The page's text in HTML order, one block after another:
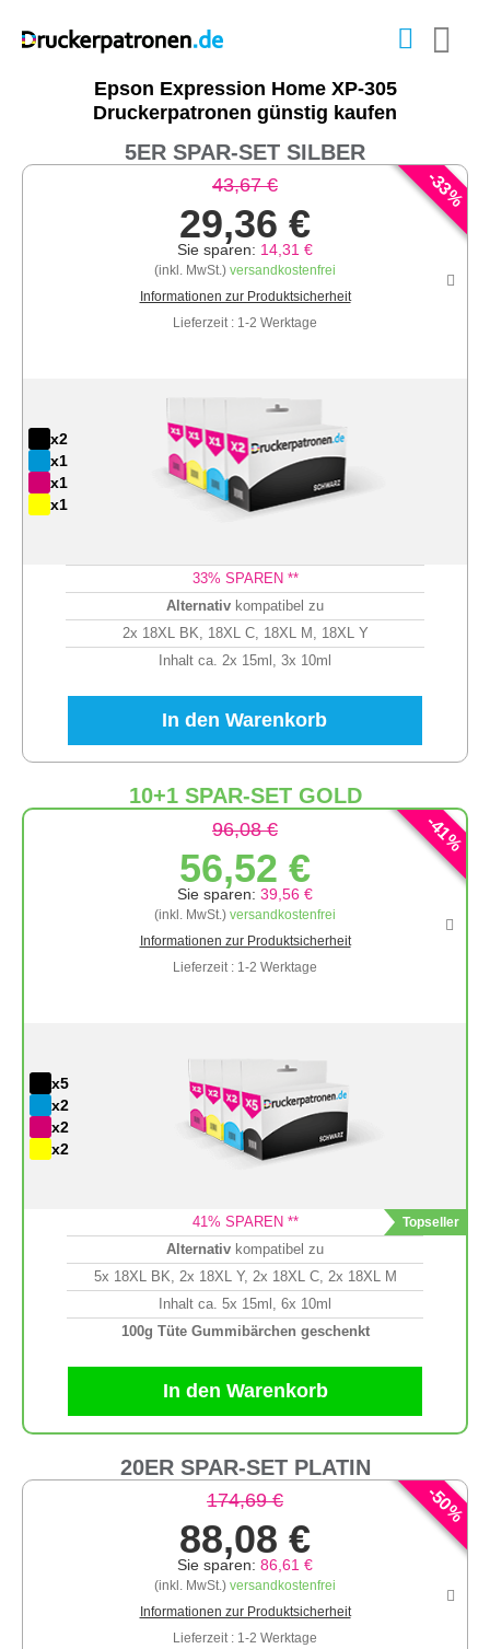
Epson Expression Home XP-305
Druckerpatronen günstig kaufen
5ER SPAR-SET SILBER
-
33
%
43,67 €
29,36 €
Sie sparen: 14,31 €
(inkl. MwSt.) versandkostenfrei
Informationen zur Produktsicherheit
Lieferzeit : 1-2 Werktage
x2
x1
x1
x1
33% SPAREN **
Alternativ kompatibel zu
2x 18XL BK, 18XL C, 18XL M, 18XL Y
Inhalt ca. 2x 15ml, 3x 10ml
In den Warenkorb
10+1 SPAR-SET GOLD
-
41
%
96,08 €
56,52 €
Sie sparen: 39,56 €
(inkl. MwSt.) versandkostenfrei
Informationen zur Produktsicherheit
Lieferzeit : 1-2 Werktage
x5
x2
x2
x2
41% SPAREN **
Alternativ kompatibel zu
5x 18XL BK, 2x 18XL Y, 2x 18XL C, 2x 18XL M
Inhalt ca. 5x 15ml, 6x 10ml
100g Tüte Gummibärchen geschenkt
In den Warenkorb
20ER SPAR-SET PLATIN
-
50
%
174,69 €
88,08 €
Sie sparen: 86,61 €
(inkl. MwSt.) versandkostenfrei
Informationen zur Produktsicherheit
Lieferzeit : 1-2 Werktage